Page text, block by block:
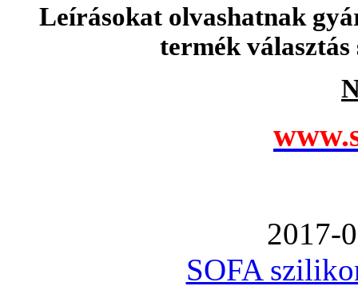
Leírásokat olvashatnak
termék
2017-
SOFA